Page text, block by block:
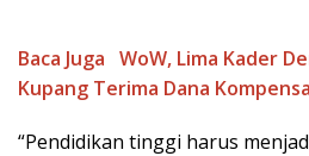
Baca Juga WoW, Lima Kader
Kupang Terima Dana
“Pendidikan tinggi harus